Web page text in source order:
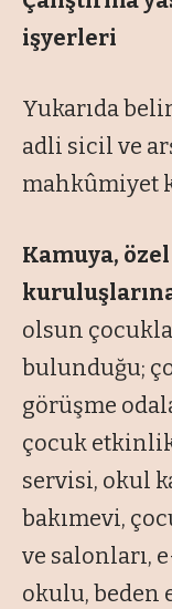
işyerleri
Yukarıda
adli sicil ve
mahkûmiyet
Kamuya,
olsun
bulunduğu;
görüşme
çocuk
servisi, okul
bakımevi,
ve salonları,
okulu, beden